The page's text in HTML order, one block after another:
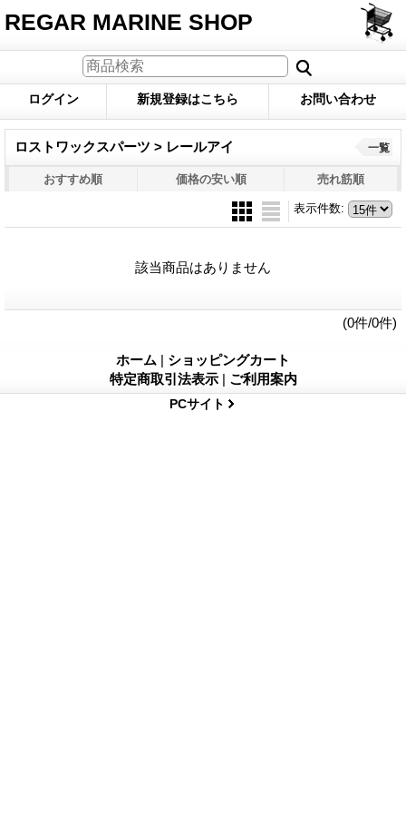
REGAR MARINE SHOP
ログイン 新規登録はこちら お問い合わせ
ロストワックスパーツ > レールアイ 一覧
おすすめ順 価格の安い順 売れ筋順
表示件数:
該当商品はありません
(0件/0件)
ホーム | ショッピングカート
特定商取引法表示 | ご利用案内
PCサイト